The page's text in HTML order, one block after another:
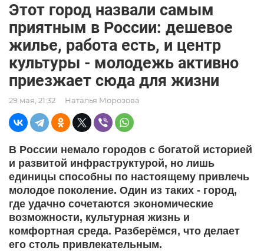
Этот город назвали самым
приятным в России: дешевое
жилье, работа есть, и центр
культуры - молодежь активно
приезжает сюда для жизни
29 мая, 21:32 Наталья Морозова
В России немало городов с богатой историей
и развитой инфраструктурой, но лишь
единицы способны по настоящему привлечь
молодое поколение. Один из таких - город,
где удачно сочетаются экономические
возможности, культурная жизнь и
комфортная среда. Разберёмся, что делает
его столь привлекательным.